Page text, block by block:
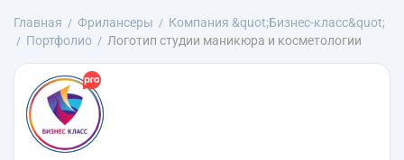
Главная Фрилансеры
Компания &quot;Бизнес-класс&quot;
Портфолио
Логотип студии маникюра и косметологии